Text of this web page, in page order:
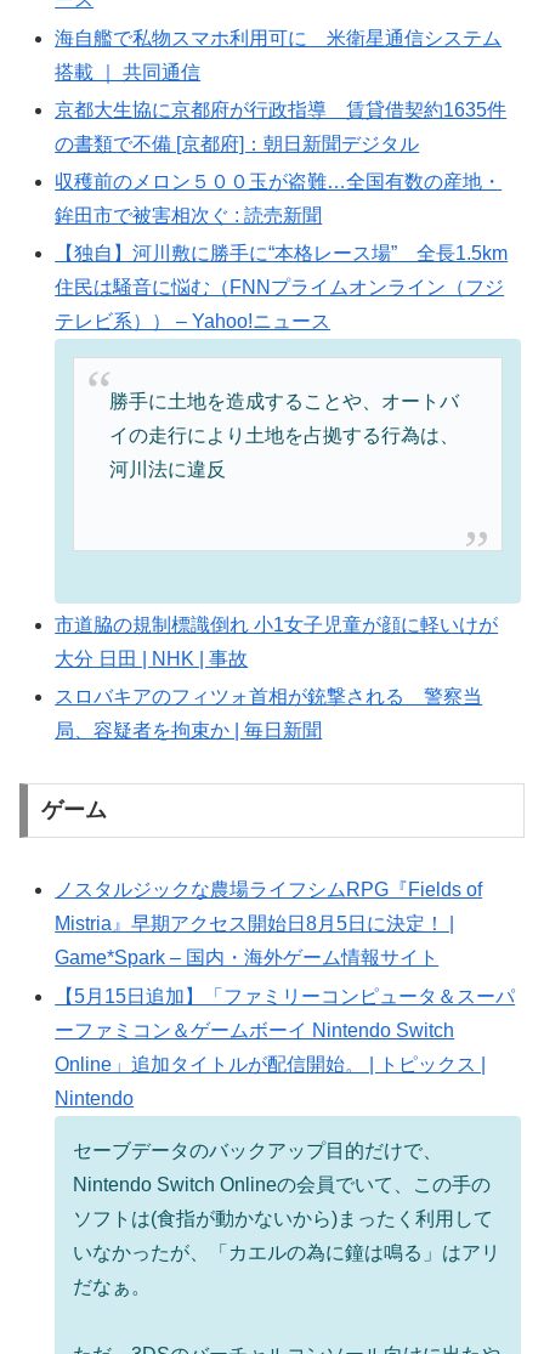
海自艦で私物スマホ利用可に 米衛星通信システム
搭載 ｜ 共同通信
京都大生協に京都府が行政指導 賃貸借契約1635件
の書類で不備 [京都府]：朝日新聞デジタル
収穫前のメロン５００玉が盗難…全国有数の産地・
鉾田市で被害相次ぐ : 読売新聞
【独自】河川敷に勝手に“本格レース場” 全長1.5km
住民は騒音に悩む（FNNプライムオンライン（フジ
テレビ系）） – Yahoo!ニュース
勝手に土地を造成することや、オートバ
イの走行により土地を占拠する行為は、
河川法に違反
市道脇の規制標識倒れ 小1女子児童が顔に軽いけが
大分 日田 | NHK | 事故
スロバキアのフィツォ首相が銃撃される 警察当
局、容疑者を拘束か | 毎日新聞
ゲーム
ノスタルジックな農場ライフシムRPG『Fields of
Mistria』早期アクセス開始日8月5日に決定！ |
Game*Spark – 国内・海外ゲーム情報サイト
【5月15日追加】「ファミリーコンピュータ＆スーパ
ーファミコン＆ゲームボーイ Nintendo Switch
Online」追加タイトルが配信開始。 | トピックス |
Nintendo
セーブデータのバックアップ目的だけで、
Nintendo Switch Onlineの会員でいて、この手の
ソフトは(食指が動かないから)まったく利用して
いなかったが、「カエルの為に鐘は鳴る」はアリ
だなぁ。